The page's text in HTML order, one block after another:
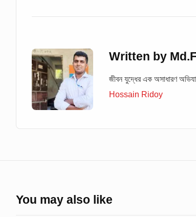
Written by
জীবন যুদ্ধের এক অসাধারণ
Hossain Ridoy
You may also like